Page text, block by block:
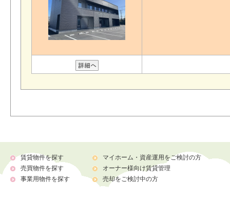
賃貸物件を探す
売買物件を探す
事業用物件を探す
マイホーム・資産運用をご検討の方
オーナー様向け賃貸管理
売却をご検討中の方